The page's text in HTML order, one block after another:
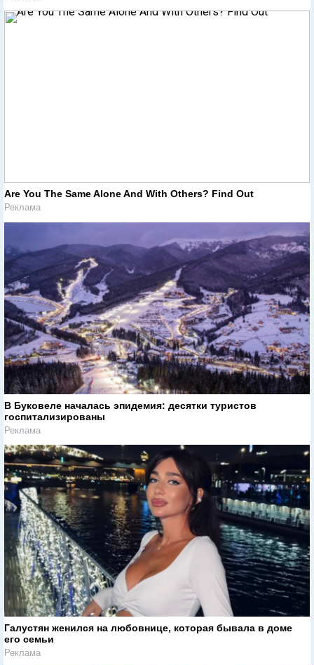
Are You The Same Alone And With Others? Find Out
Реклама
В Буковеле началась эпидемия: десятки туристов
госпитализированы
Реклама
Галустян женился на любовнице, которая бывала в доме
его семьи
Реклама